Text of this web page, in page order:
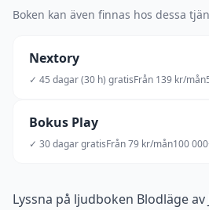
Boken kan även finnas hos dessa
Nextory
✓ 45 dagar (30 h) gratisFrån 139 kr/mån
Bokus Play
✓ 30 dagar gratisFrån 79 kr/mån100
Lyssna på ljudboken Blodläge